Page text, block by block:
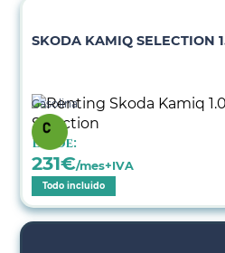
SKODA KAMIQ SELECTION
Gasolina
Desde:
231€/mes+IVA
Todo incluido